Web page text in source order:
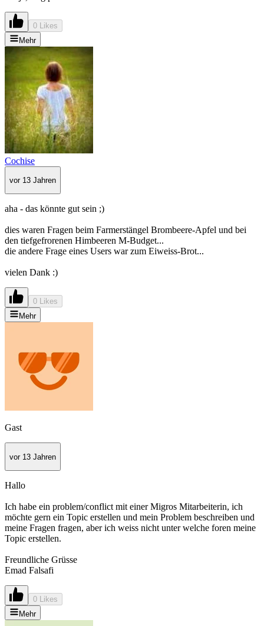
0 Likes
Mehr
Cochise
vor 13 Jahren
aha - das könnte gut sein ;)
dies waren Fragen beim Farmerstängel Brombeere-Apfel und bei
den tiefgefrorenen Himbeeren M-Budget...
die andere Frage eines Users war zum Eiweiss-Brot...
vielen Dank :)
0 Likes
Mehr
Gast
vor 13 Jahren
Hallo
Ich habe ein problem/conflict mit einer Migros Mitarbeiterin, ich
möchte gern ein Topic erstellen und mein Problem beschreiben und
meine Fragen fragen, aber ich weiss nicht unter welche foren meine
Topic erstellen.
Freundliche Grüsse
Emad Falsafi
0 Likes
Mehr